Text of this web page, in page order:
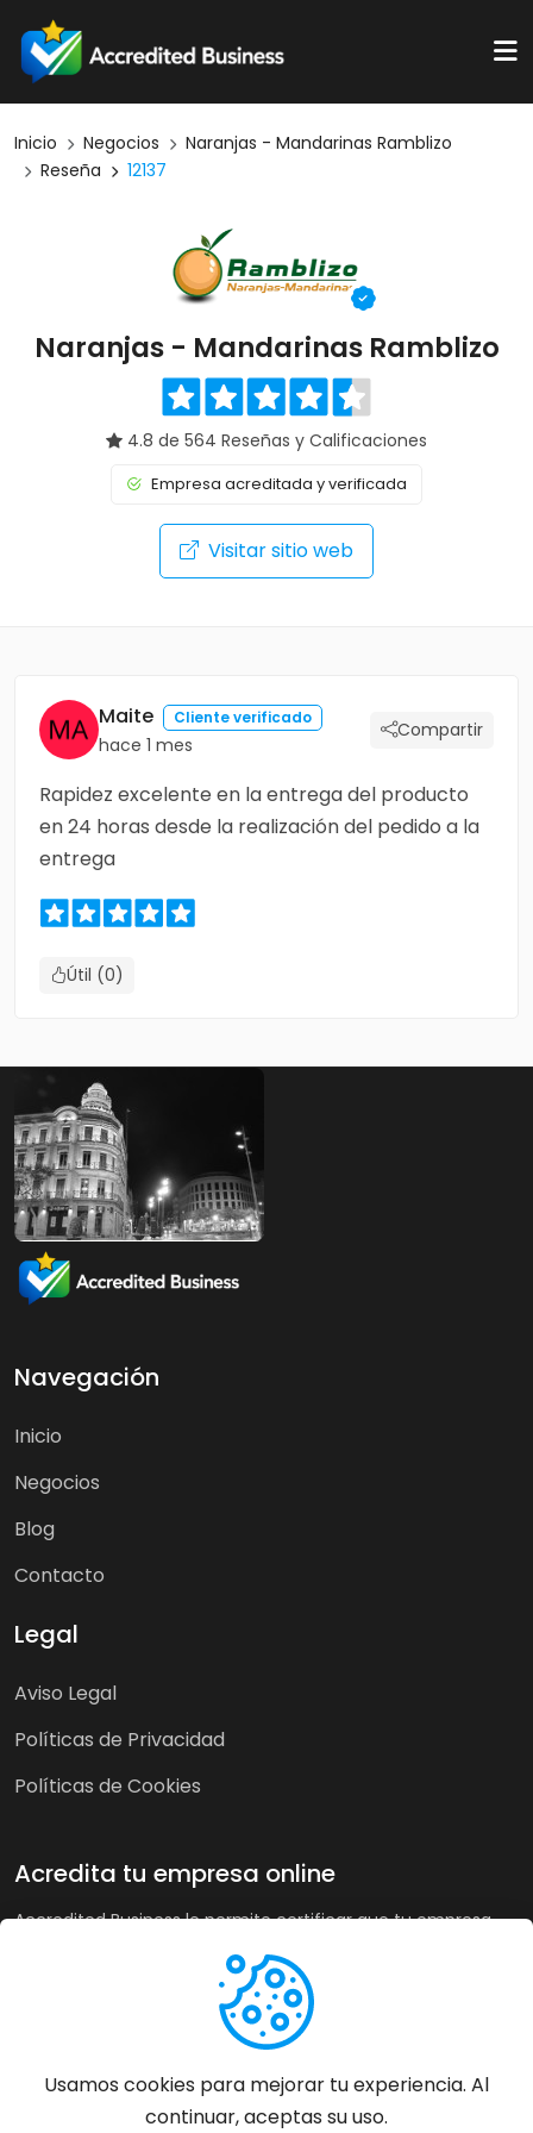
Inicio Negocios
Naranjas - Mandarinas Ramblizo
Reseña
12137
Naranjas - Mandarinas Ramblizo
4.8 de 564 Reseñas y Calificaciones
Empresa acreditada y verificada
Visitar sitio web
Maite Cliente verificado
hace 1 mes
Compartir
Rapidez excelente en la entrega del producto
en 24 horas desde la realización del pedido a la
entrega
Útil (0)
Navegación
Inicio
Negocios
Blog
Contacto
Legal
Aviso Legal
Políticas de Privacidad
Políticas de Cookies
Acredita tu empresa online
Accredited Business le permite certificar que tu empresa
calidad. A su vez, en tiendas online puede recoger la opinión
de sus clientes de forma imparcial y acreditar su buen
servicio a los clientes de forma automática incrementando
Más información
Usamos cookies para mejorar tu experiencia. Al
continuar, aceptas su uso.